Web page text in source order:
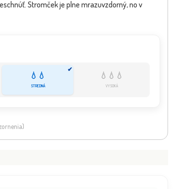
Stromček je plne mrazuvzdorný, no v
✔
💧💧
STREDNÁ
💧💧💧
VYSOKÁ